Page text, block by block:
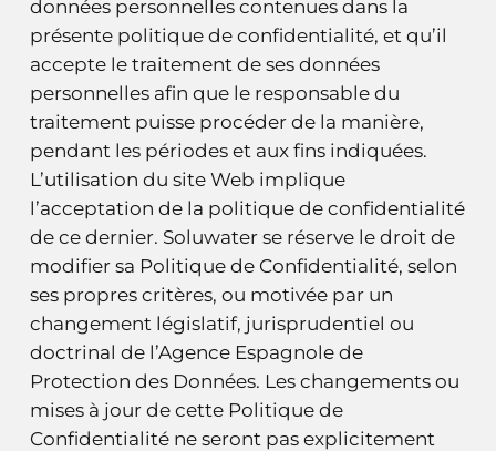
données personnelles contenues dans la
présente politique de confidentialité, et qu’il
accepte le traitement de ses données
personnelles afin que le responsable du
traitement puisse procéder de la manière,
pendant les périodes et aux fins indiquées.
L’utilisation du site Web implique
l’acceptation de la politique de confidentialité
de ce dernier. Soluwater se réserve le droit de
modifier sa Politique de Confidentialité, selon
ses propres critères, ou motivée par un
changement législatif, jurisprudentiel ou
doctrinal de l’Agence Espagnole de
Protection des Données. Les changements ou
mises à jour de cette Politique de
Confidentialité ne seront pas explicitement